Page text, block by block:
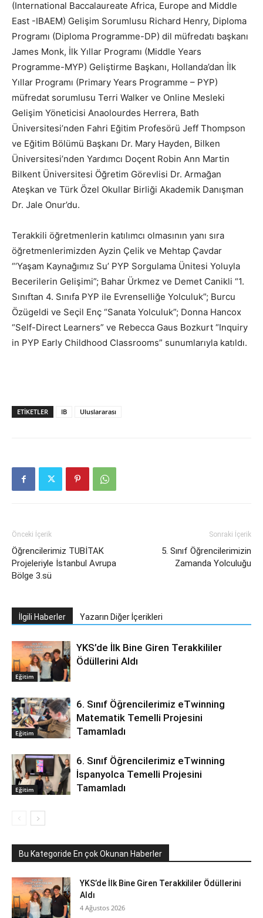
(International Baccalaureate Africa, Europe and Middle
East -IBAEM) Gelişim Sorumlusu Richard Henry, Diploma
Programı (Diploma Programme-DP) dil müfredatı başkanı
James Monk, İlk Yıllar Programı (Middle Years
Programme-MYP) Geliştirme Başkanı, Hollanda’dan İlk
Yıllar Programı (Primary Years Programme – PYP)
müfredat sorumlusu Terri Walker ve Online Mesleki
Gelişim Yöneticisi Anaolourdes Herrera, Bath
Üniversitesi’nden Fahri Eğitim Profesörü Jeff Thompson
ve Eğitim Bölümü Başkanı Dr. Mary Hayden, Bilken
Üniversitesi’nden Yardımcı Doçent Robin Ann Martin
Bilkent Üniversitesi Öğretim Görevlisi Dr. Armağan
Ateşkan ve Türk Özel Okullar Birliği Akademik Danışman
Dr. Jale Onur’du.
Terakkili öğretmenlerin katılımcı olmasının yanı sıra
öğretmenlerimizden Ayzin Çelik ve Mehtap Çavdar
“‘Yaşam Kaynağımız Su’ PYP Sorgulama Ünitesi Yoluyla
Becerilerin Gelişimi”; Bahar Ürkmez ve Demet Canikli “1.
Sınıftan 4. Sınıfa PYP ile Evrenselliğe Yolculuk”; Burcu
Özügeldi ve Seçil Enç “Sanata Yolculuk”; Donna Hancox
“Self-Direct Learners” ve Rebecca Gaus Bozkurt “Inquiry
in PYP Early Childhood Classrooms” sunumlarıyla katıldı.
ETIKETLER IB Uluslararası
Önceki İçerik
Öğrencilerimiz TUBİTAK
Projeleriyle İstanbul Avrupa
Bölge 3.sü
Sonraki İçerik
5. Sınıf Öğrencilerimizin
Zamanda Yolculuğu
İlgili Haberler Yazarın Diğer İçerikleri
Eğitim
YKS’de İlk Bine Giren Terakkililer
Ödüllerini Aldı
Eğitim
6. Sınıf Öğrencilerimiz eTwinning
Matematik Temelli Projesini
Tamamladı
Eğitim
6. Sınıf Öğrencilerimiz eTwinning
İspanyolca Temelli Projesini
Tamamladı
Bu Kategoride En çok Okunan Haberler
YKS’de İlk Bine Giren Terakkililer Ödüllerini
Aldı
4 Ağustos 2026